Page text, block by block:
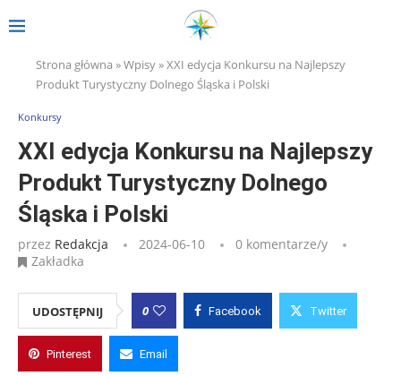
Strona główna »Wpisy»XXI edycja Konkursu na Najlepszy
Produkt Turystyczny Dolnego Śląska i Polski
Konkursy
XXI edycja Konkursu na Najlepszy
Produkt Turystyczny Dolnego
Śląska i Polski
przez Redakcja 2024-06-10
0 komentarze/y
Zakładka
UDOSTĘPNIJ 0 Facebook Twitter
Pinterest Email